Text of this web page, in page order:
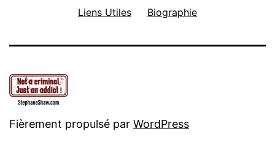
Liens Utiles Biographie
Fièrement propulsé par WordPress